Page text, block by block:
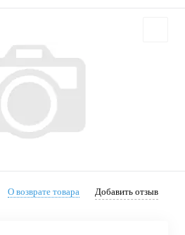
О возврате товара Добавить отзыв